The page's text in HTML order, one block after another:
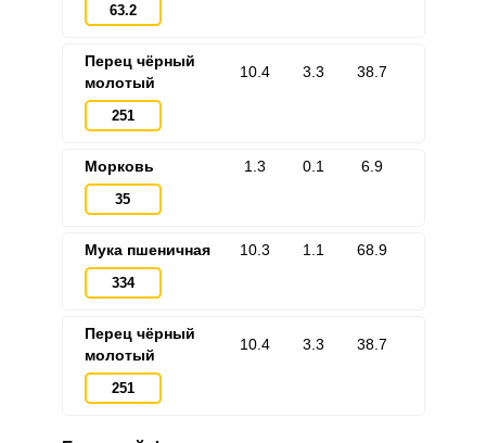
63.2
Перец чёрный
молотый
251
10.4 3.3 38.7
Морковь
35
1.3 0.1 6.9
Мука пшеничная
334
10.3 1.1 68.9
Перец чёрный
молотый
251
10.4 3.3 38.7